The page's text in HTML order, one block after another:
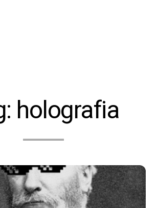
de ferramentas
holografia